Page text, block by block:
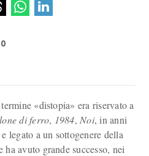
«distopia» era riservato a
di ferro, 1984, Noi, in anni
legato a un sottogenere della
avuto grande successo, nei